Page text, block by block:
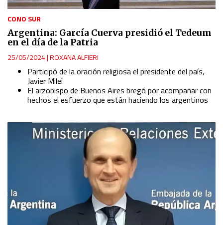
CONO SUR
Argentina: García Cuerva presidió el Tedeum
en el día de la Patria
25/05/2024|ROXANA ALFIERI
Participó de la oración religiosa el presidente del país,
Javier Milei
El arzobispo de Buenos Aires bregó por acompañar con
hechos el esfuerzo que están haciendo los argentinos